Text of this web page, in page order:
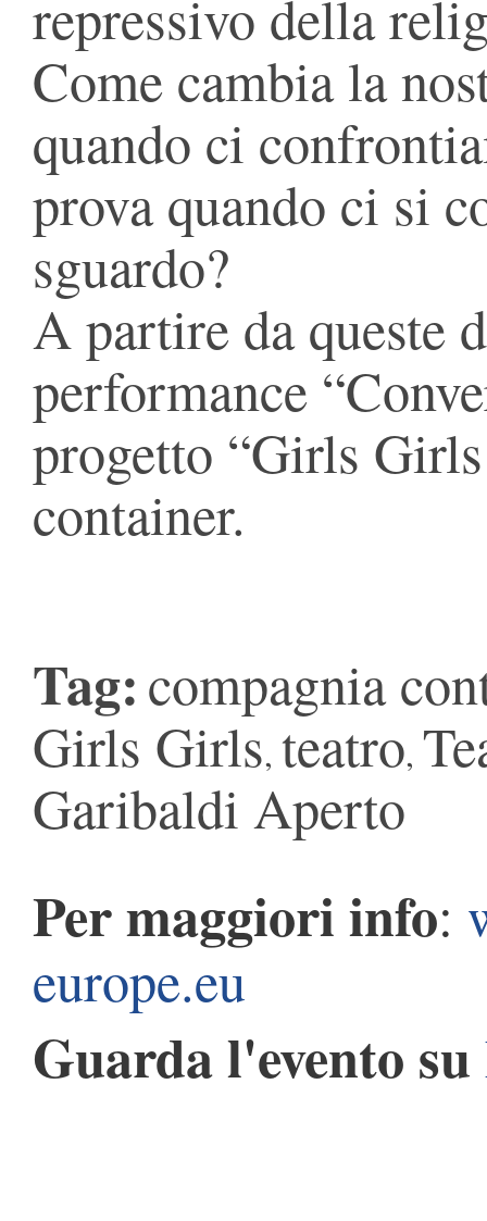
repressivo della
Come cambia la
quando ci
prova quando ci si
sguardo?
A partire da queste
performance
progetto “Girls
container.
Tag:compagnia
Girls Girls, teatro,
Garibaldi Aperto
Per maggiori info:
europe.eu
Guarda l'evento su